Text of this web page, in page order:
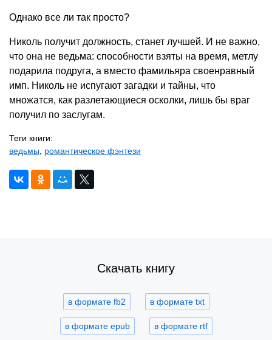
Однако все ли так просто?
Николь получит должность, станет лучшей. И не важно,
что она не ведьма: способности взяты на время, метлу
подарила подруга, а вместо фамильяра своенравный
имп. Николь не испугают загадки и тайны, что
множатся, как разлетающиеся осколки, лишь бы враг
получил по заслугам.
Теги книги:
ведьмы романтическое фэнтези
Скачать книгу
в формате fb2 в формате txt
в формате epub в формате rtf